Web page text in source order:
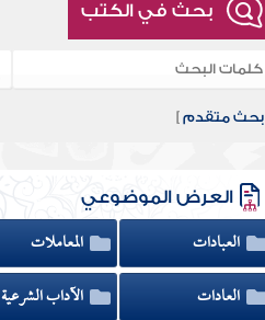
بحث في الكتب
[بحث متقدم ]
العرض الموضوعي
العبادات
المعاملات
العادات
الآداب الشرعية